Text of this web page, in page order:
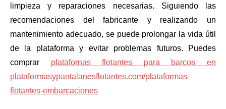
limpieza y reparaciones necesarias. Siguiendo las
recomendaciones del fabricante y realizando un
mantenimiento adecuado, se puede prolongar la vida útil
de la plataforma y evitar problemas futuros. Puedes
comprar platafornas flotantes para barcos en
plataformasypantalanesflotantes.com/plataformas-
flotantes-embarcaciones